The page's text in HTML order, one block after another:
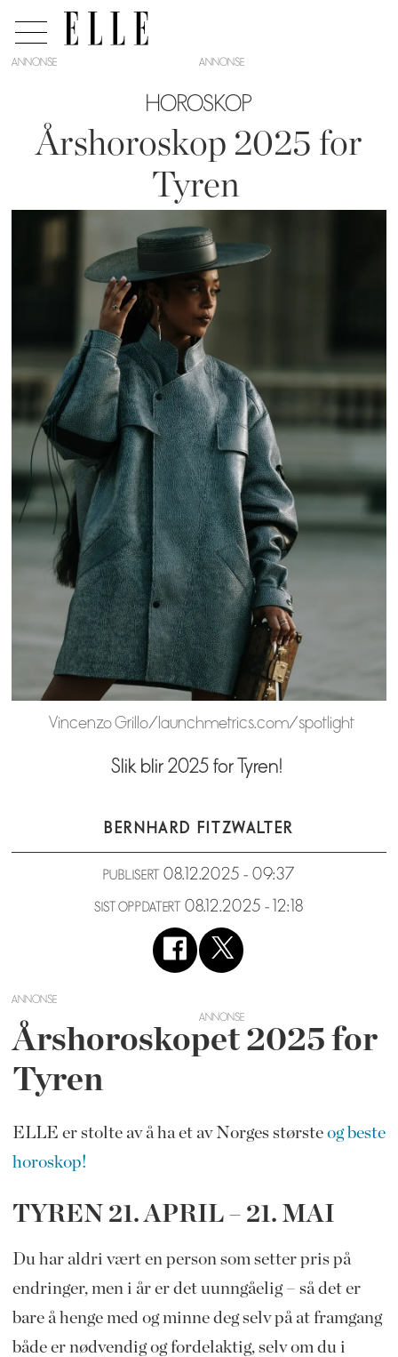
ANNONSE
HOROSKOP
Årshoroskop 2025 for
Tyren
Vincenzo Grillo/launchmetrics.com/spotlight
Slik blir 2025 for Tyren!
BERNHARD FITZWALTER
PUBLISERT 08.12.2025 - 09:37
SIST OPPDATERT 08.12.2025 - 12:18
ANNONSE
Årshoroskopet 2025 for
Tyren
ELLE er stolte av å ha et av Norges største og beste
horoskop!
TYREN 21. APRIL – 21. MAI
Du har aldri vært en person som setter pris på
endringer, men i år er det uunngåelig – så det er
bare å henge med og minne deg selv på at framgang
både er nødvendig og fordelaktig, selv om du i